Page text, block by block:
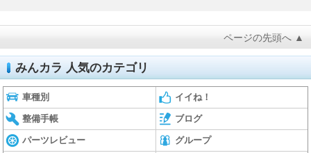
ページの先頭へ ▲
みんカラ 人気のカテゴリ
車種別 イイね！
整備手帳 ブログ
パーツレビュー グループ